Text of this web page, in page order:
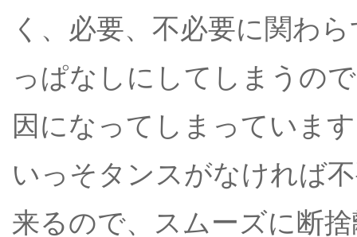
く、必要、不必要に関わ
っぱなしにしてしまうの
因になってしまっていま
いっそタンスがなければ
来るので、スムーズに断